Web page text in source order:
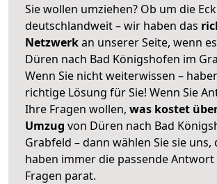
Sie wollen umziehen? Ob um die
deutschlandweit – wir haben das
Netzwerkan unserer Seite, wenn
Düren nach Bad Königshofen im
Wenn Sie nicht weiterwissen –
richtige Lösung für Sie! Wenn Sie
Ihre Fragen wollen, was kostet
Umzug von Düren nach Bad
Grabfeld – dann wählen Sie sie uns,
haben immer die passende
Fragen parat.